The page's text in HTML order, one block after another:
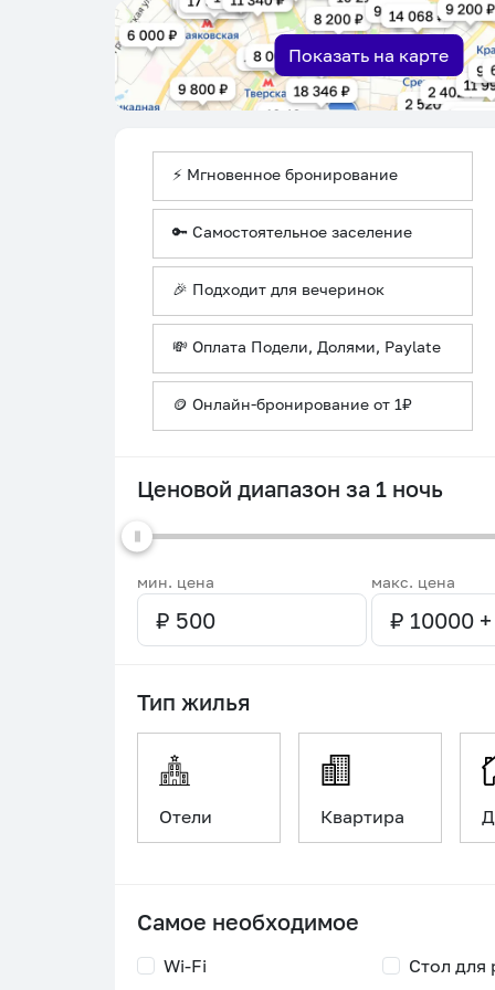
Показать на карте
⚡ Мгновенное бронирование
🔑 Самостоятельное заселение
🎉 Подходит для вечеринок
💸 Оплата Подели, Долями, Paylate
🪙 Онлайн-бронирование от 1₽
Ценовой диапазон за 1 ночь
мин. цена макс. цена
Тип жилья
Отели Квартира
Самое необходимое
Wi-Fi
Стол для